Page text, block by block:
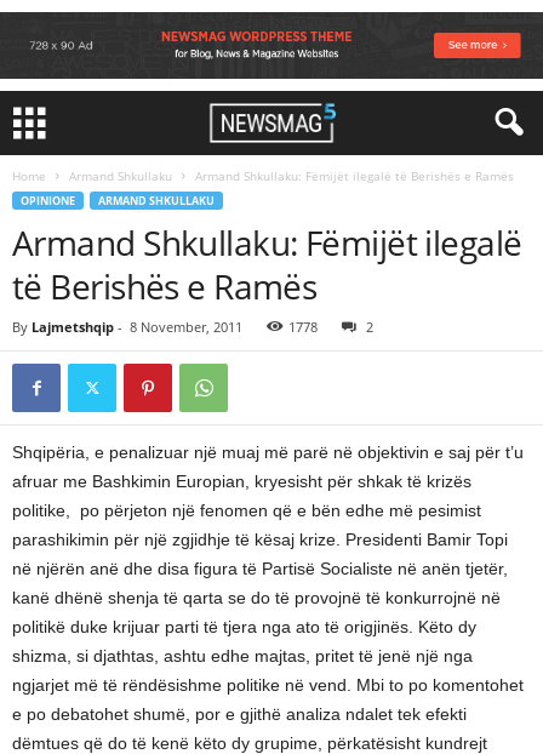
Home Armand Shkullaku Armand Shkullaku: Fëmijët ilegalë të Berishës e Ramës
OPINIONE ARMAND SHKULLAKU
Armand Shkullaku: Fëmijët ilegalë
të Berishës e Ramës
By Lajmetshqip - 8 November, 2011 1778 2
Shqipëria, e penalizuar një muaj më parë në objektivin e saj për t’u
afruar me Bashkimin Europian, kryesisht për shkak të krizës
politike, po përjeton një fenomen që e bën edhe më pesimist
parashikimin për një zgjidhje të kësaj krize. Presidenti Bamir Topi
në njërën anë dhe disa figura të Partisë Socialiste në anën tjetër,
kanë dhënë shenja të qarta se do të provojnë të konkurrojnë në
politikë duke krijuar parti të tjera nga ato të origjinës. Këto dy
shizma, si djathtas, ashtu edhe majtas, pritet të jenë një nga
ngjarjet më të rëndësishme politike në vend. Mbi to po komentohet
e po debatohet shumë, por e gjithë analiza ndalet tek efekti
dëmtues që do të kenë këto dy grupime, përkatësisht kundrejt